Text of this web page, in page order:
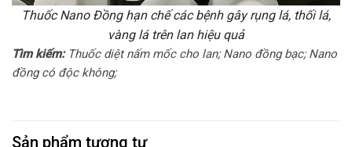
Thuốc Nano Đồng hạn chế các bệnh gây rụng lá, thối lá,
vàng lá trên lan hiệu quả
Tìm kiếm:Thuốc diệt nấm mốc cho lan; Nano đồng bạc; Nano
đồng có độc không;
Sản phẩm tương tự